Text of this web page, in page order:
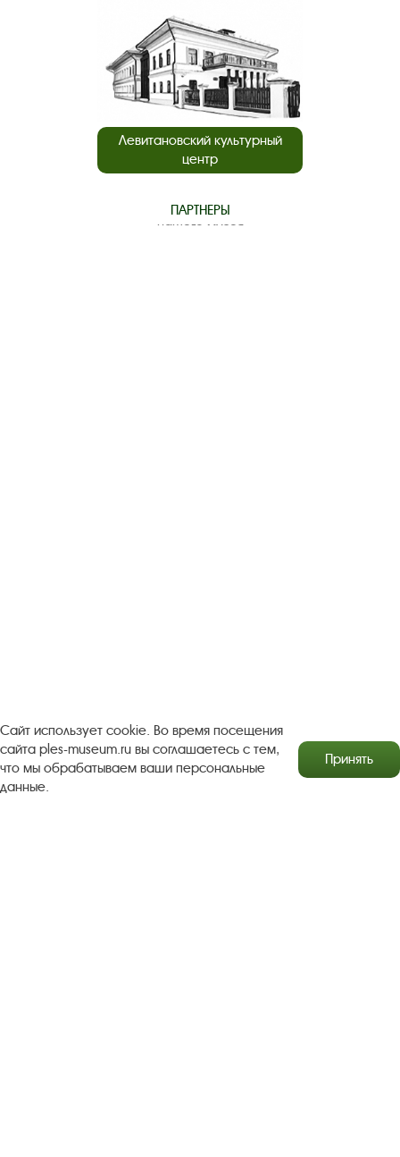
Левитановский культурный
центр
ПАРТНЕРЫ
нашего музея
Антикоррупционная деятельность
Сайт использует cookie. Во время посещения
сайта ples-museum.ru вы соглашаетесь с тем,
что мы обрабатываем ваши персональные
данные.
Принять